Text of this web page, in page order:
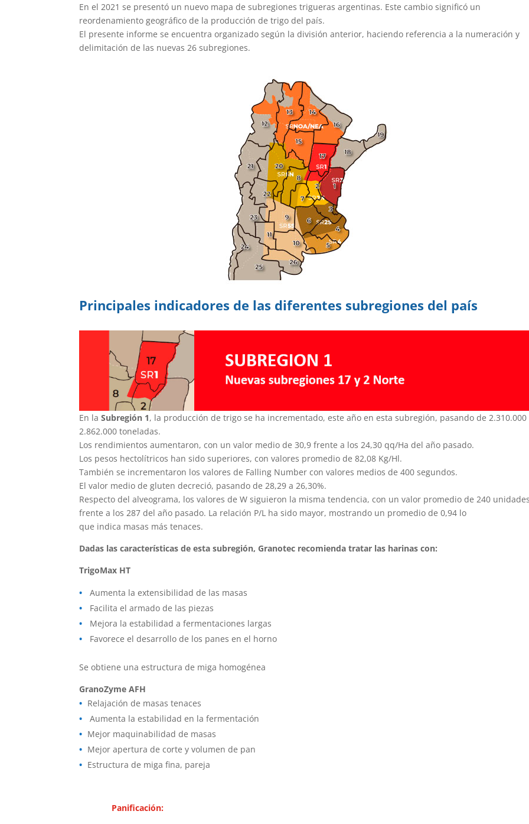
En el 2021 se presentó un nuevo mapa de subregiones trigueras argentinas. Este cambio significó un
reordenamiento geográfico de la producción de trigo del país.
El presente informe se encuentra organizado según la división anterior, haciendo referencia a la numeración y
delimitación de las nuevas 26 subregiones.
Principales indicadores de las diferentes subregiones del país
En laSubregión 1, la producción de trigo se ha incrementado, este año en esta subregión, pasando de 2.310.000
2.862.000 toneladas.
Los rendimientos aumentaron, con un valor medio de 30,9 frente a los 24,30 qq/Ha del año pasado.
Los pesos hectolítricos han sido superiores, con valores promedio de 82,08 Kg/Hl.
También se incrementaron los valores de Falling Number con valores medios de 400 segundos.
El valor medio de gluten decreció, pasando de 28,29 a 26,30%.
Respecto del alveograma, los valores de W siguieron la misma tendencia, con un valor promedio de 240
frente a los 287 del año pasado. La relación P/L ha sido mayor, mostrando un promedio de 0,94 lo
que indica masas más tenaces.
Dadas las características de esta subregión, Granotec recomienda tratar las harinas con:
TrigoMax HT
Aumenta la extensibilidad de las masas
Facilita el armado de las piezas
Mejora la estabilidad a fermentaciones largas
Favorece el desarrollo de los panes en el horno
Se obtiene una estructura de miga homogénea
GranoZyme AFH
Relajación de masas tenaces
Aumenta la estabilidad en la fermentación
Mejor maquinabilidad de masas
Mejor apertura de corte y volumen de pan
Estructura de miga fina, pareja
Panificación: